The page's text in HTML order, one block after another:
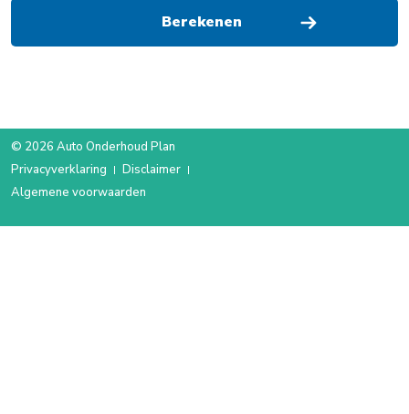
© 2026 Auto Onderhoud Plan
Privacyverklaring
Disclaimer
Algemene voorwaarden